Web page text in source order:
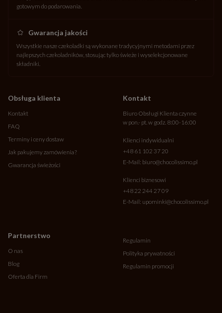
gotowym do podarowania.
Gwarancja jakości
Wszystkie nasze czekoladki są wykonane tradycyjnymi metodami przez
najlepszych czekoladników, stosując tylko świeże i wyselekcjonowane
składniki.
Obsługa klienta
Kontakt
FAQ
Terminy i ceny dostaw
Jak pakujemy zamówienia?
Gwarancja świeżości
Partnerstwo
O nas
Blog
Oferta dla Firm
Kontakt
Biuro Obsługi Klienta czynne
w pon.- pt. w godz. 8:00-16:00
Klienci indywidualni
+48 61 102 37 20
E-Mail: biuro@chocolissimo.pl
Klienci biznesowi
+48 22 244 27 09
E-Mail: upominki@chocolissimo.pl
Regulamin
Polityka prywatności
Regulamin promocji